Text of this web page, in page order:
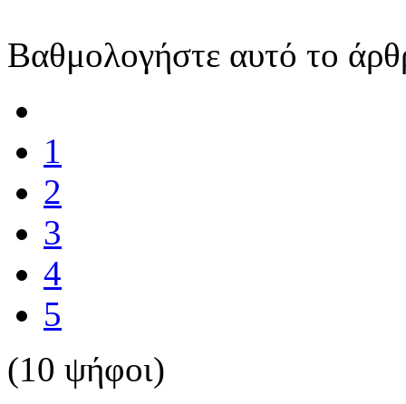
Βαθμολογήστε αυτό το
1
2
3
4
5
(10 ψήφοι)